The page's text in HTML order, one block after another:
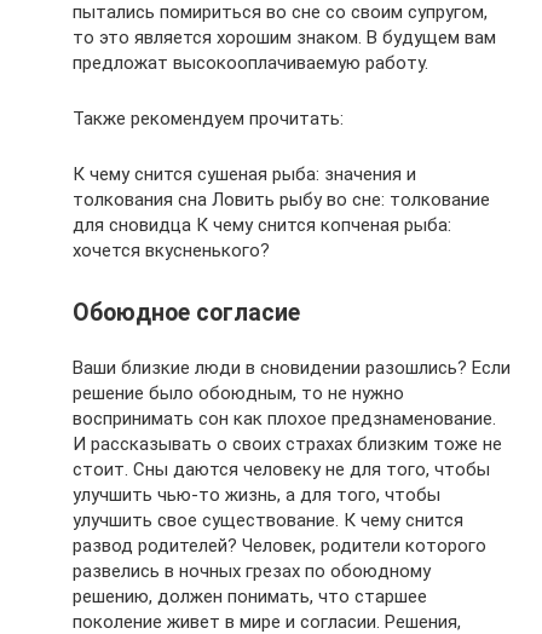
пытались помириться во сне со своим супругом,
то это является хорошим знаком. В будущем вам
предложат высокооплачиваемую работу.
Также рекомендуем прочитать:
К чему снится сушеная рыба: значения и
толкования сна Ловить рыбу во сне: толкование
для сновидца К чему снится копченая рыба:
хочется вкусненького?
Обоюдное согласие
Ваши близкие люди в сновидении разошлись? Если
решение было обоюдным, то не нужно
воспринимать сон как плохое предзнаменование.
И рассказывать о своих страхах близким тоже не
стоит. Сны даются человеку не для того, чтобы
улучшить чью-то жизнь, а для того, чтобы
улучшить свое существование. К чему снится
развод родителей? Человек, родители которого
развелись в ночных грезах по обоюдному
решению, должен понимать, что старшее
поколение живет в мире и согласии. Решения,